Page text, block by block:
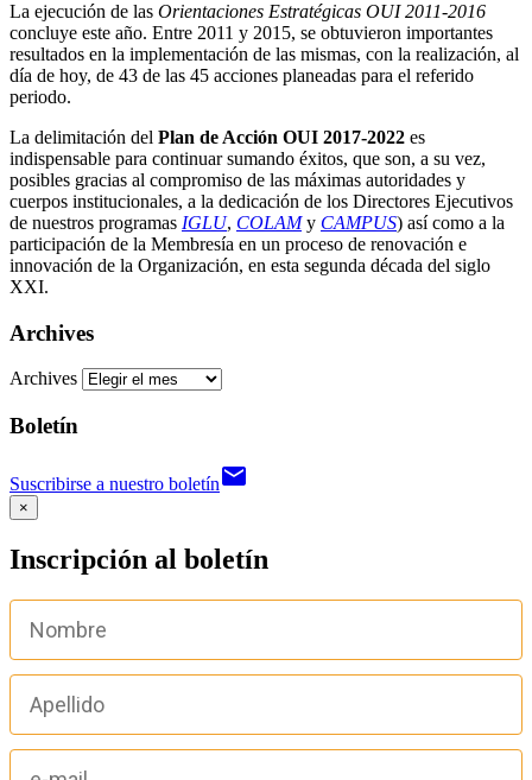
La ejecución de las Orientaciones Estratégicas OUI 2011-2016
concluye este año. Entre 2011 y 2015, se obtuvieron importantes
resultados en la implementación de las mismas, con la realización, al
día de hoy, de 43 de las 45 acciones planeadas para el referido
periodo.
La delimitación del Plan de Acción OUI 2017-2022 es
indispensable para continuar sumando éxitos, que son, a su vez,
posibles gracias al compromiso de las máximas autoridades y
cuerpos institucionales, a la dedicación de los Directores Ejecutivos
de nuestros programas IGLU, COLAMy CAMPUS) así como a la
participación de la Membresía en un proceso de renovación e
innovación de la Organización, en esta segunda década del siglo
XXI.
Archives
Archives
Boletín
Suscribirse a nuestro boletínemail
×
Inscripción al boletín